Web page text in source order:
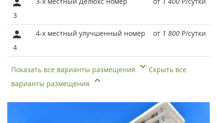
3
4
4-х местный улучшенный номер от 1 800 Р/сутки
Показать все варианты размещения
Скрыть все
варианты размещения